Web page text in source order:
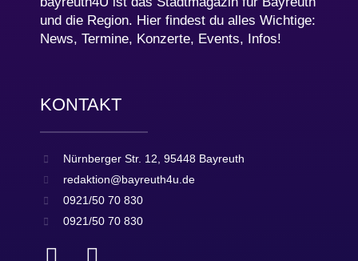
und die Region. Hier findest du alles Wichtige:
News, Termine, Konzerte, Events, Infos!
KONTAKT
Nürnberger Str. 12, 95448 Bayreuth
redaktion@bayreuth4u.de
0921/50 70 830
0921/50 70 830